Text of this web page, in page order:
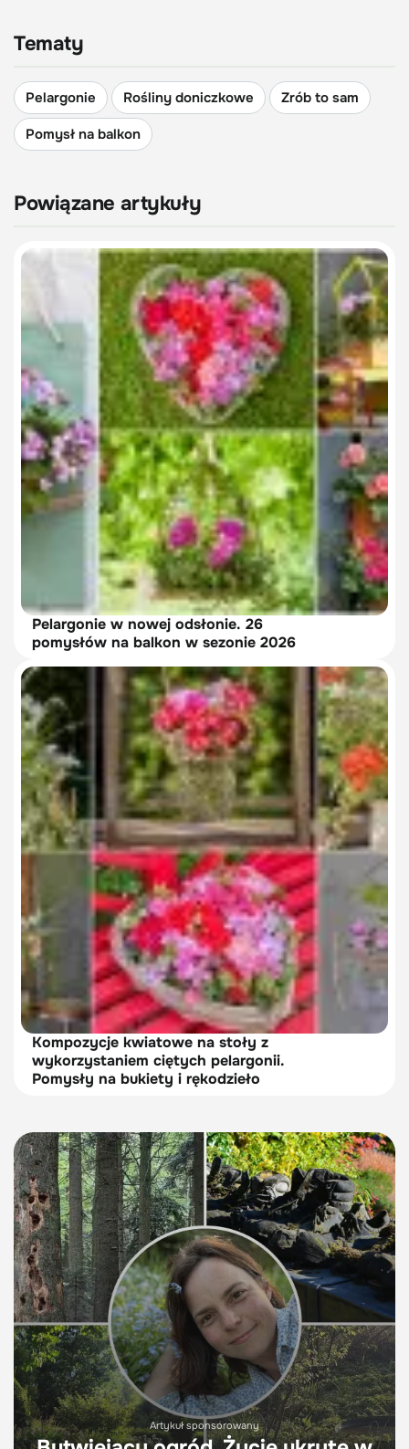
Tematy
Pelargonie Rośliny doniczkowe
Zrób to sam
Pomysł na balkon
Powiązane artykuły
Pelargonie w nowej odsłonie. 26
pomysłów na balkon w sezonie 2026
Kompozycje kwiatowe na stoły z
wykorzystaniem ciętych pelargonii.
Pomysły na bukiety i rękodzieło
Artykuł sponsorowany